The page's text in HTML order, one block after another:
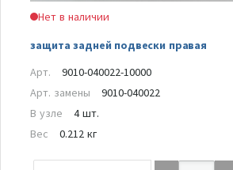
Нет в наличии
защита задней подвески правая
Арт.
9010-040022-10000
Арт. замены
9010-040022
В узле
4 шт.
Вес
0.212 кг